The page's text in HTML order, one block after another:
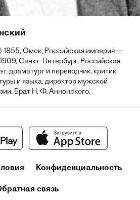
1855, Омск, Российская империя —
Санкт-Петербург, Российская
драматург и переводчик, критик.
и языка, директор мужской
Брат Н. Ф. Анненского.
Конфиденциальность
связь